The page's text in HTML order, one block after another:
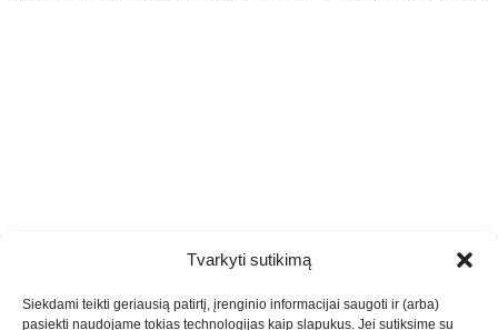
Tvarkyti sutikimą
Siekdami teikti geriausią patirtį, įrenginio informacijai saugoti ir (arba)
pasiekti naudojame tokias technologijas kaip slapukus. Jei sutiksime su